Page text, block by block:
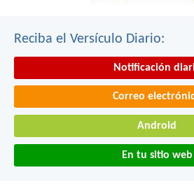
Reciba el Versículo Diario:
Notificación
Correo
Android
En tu sitio web